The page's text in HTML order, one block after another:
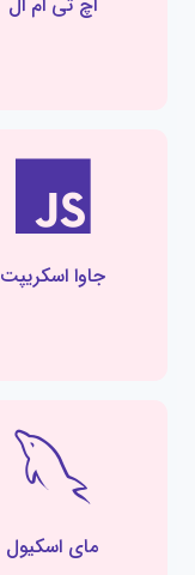
جاوا اسکریپت
مای اسکیول